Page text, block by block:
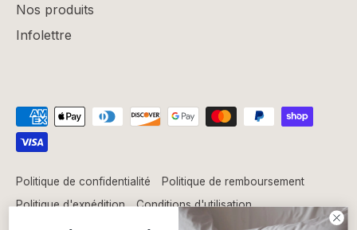
Nos produits
Infolettre
Politique de confidentialité
Politique de remboursement
Politique d'expédition
Conditions d'utilisation